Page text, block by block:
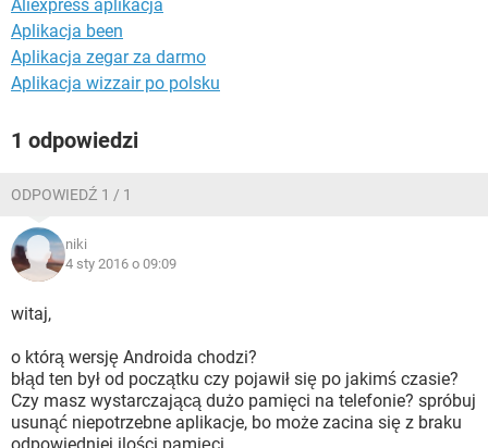
Aliexpress aplikacja
Aplikacja been
Aplikacja zegar za darmo
Aplikacja wizzair po polsku
1 odpowiedzi
ODPOWIEDŹ 1 / 1
niki
4 sty 2016 o 09:09
witaj,
o którą wersję Androida chodzi?
błąd ten był od początku czy pojawił się po jakimś czasie?
Czy masz wystarczającą dużo pamięci na telefonie? spróbuj
usunąć niepotrzebne aplikacje, bo może zacina się z braku